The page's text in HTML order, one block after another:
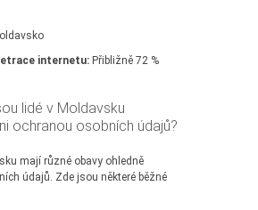
internetu: Přibližně 72 %
lidé v Moldavsku
ochranou osobních údajů?
mají různé obavy ohledně
údajů. Zde jsou některé běžné